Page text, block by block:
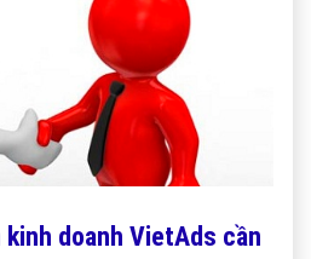
doanh VietAds cần